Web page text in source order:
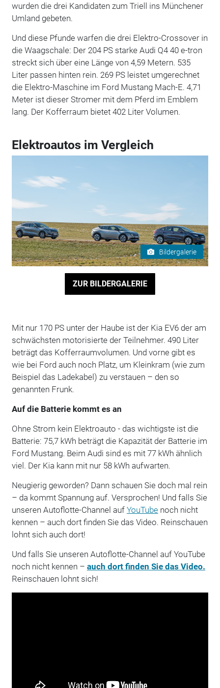
wurden die drei Kandidaten zum Triell ins Münchener
Umland gebeten.
Und diese Pfunde warfen die drei Elektro-Crossover in
die Waagschale: Der 204 PS starke Audi Q4 40 e-tron
streckt sich über eine Länge von 4,59 Metern. 535
Liter passen hinten rein. 269 PS leistet umgerechnet
die Elektro-Maschine im Ford Mustang Mach-E. 4,71
Meter ist dieser Stromer mit dem Pferd im Emblem
lang. Der Kofferraum bietet 402 Liter Volumen.
Elektroautos im Vergleich
Bildergalerie
ZUR BILDERGALERIE
Mit nur 170 PS unter der Haube ist der Kia EV6 der am
schwächsten motorisierte der Teilnehmer. 490 Liter
beträgt das Kofferraumvolumen. Und vorne gibt es
wie bei Ford auch noch Platz, um Kleinkram (wie zum
Beispiel das Ladekabel) zu verstauen – den so
genannten Frunk.
Auf die Batterie kommt es an
Ohne Strom kein Elektroauto - das wichtigste ist die
Batterie: 75,7 kWh beträgt die Kapazität der Batterie im
Ford Mustang. Beim Audi sind es mit 77 kWh ähnlich
viel. Der Kia kann mit nur 58 kWh aufwarten.
Neugierig geworden? Dann schauen Sie doch mal rein
– da kommt Spannung auf. Versprochen! Und falls Sie
unseren Autoflotte-Channel auf YouTubenoch nicht
kennen – auch dort finden Sie das Video. Reinschauen
lohnt sich auch dort!
Und falls Sie unseren Autoflotte-Channel auf YouTube
noch nicht kennen – auch dort finden Sie das Video.
Reinschauen lohnt sich!